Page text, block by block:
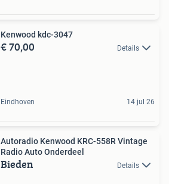
Kenwood kdc-3047
€ 70,00 Details
Eindhoven 14 jul 26
Autoradio Kenwood KRC-558R Vintage
Radio Auto Onderdeel
Bieden Details